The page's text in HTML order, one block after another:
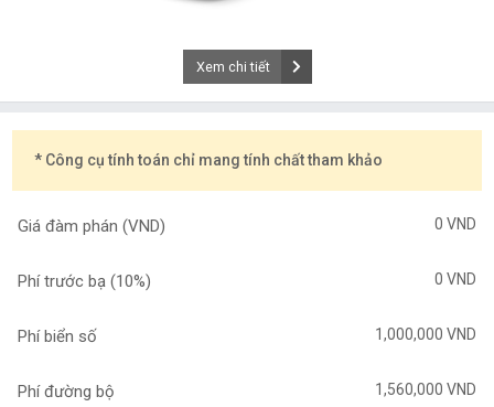
Xem chi tiết
* Công cụ tính toán chỉ mang tính chất tham khảo
Giá đàm phán (VND) 0 VND
Phí trước bạ (10%) 0 VND
Phí biển số 1,000,000 VND
Phí đường bộ 1,560,000 VND